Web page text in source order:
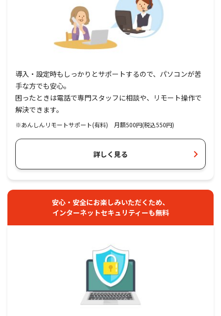
テレビ（セレクト）+ネット（1G）
auスマートバリュー対象
テレビ
セレクト
1G+Wi-Fi
J:COMスタート割の適用で
5,800
導入・設定時もしっかりとサポートするので、パソコンが苦
手な方でも安心。
困ったときは電話で専門スタッフに相談や、リモート操作で
解決できます。
※あんしんリモートサポート(有料) 月額500円(税込550円)
詳しく見る
安心・安全にお楽しみいただくため、
インターネットセキュリティーも無料